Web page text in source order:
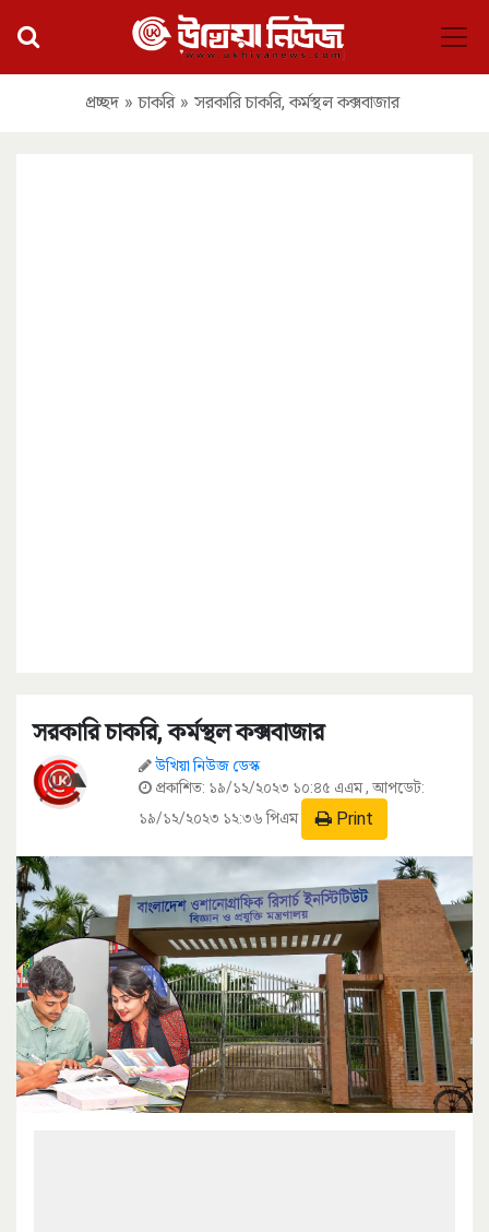
প্রচ্ছদ » চাকরি » সরকারি চাকরি, কর্মস্থল কক্সবাজার
সরকারি চাকরি, কর্মস্থল কক্সবাজার
উখিয়া নিউজ ডেস্ক
প্রকাশিত: ১৯/১২/২০২৩ ১০:৪৫ এএম, আপডেট:
১৯/১২/২০২৩ ১২:৩৬ পিএম
Print